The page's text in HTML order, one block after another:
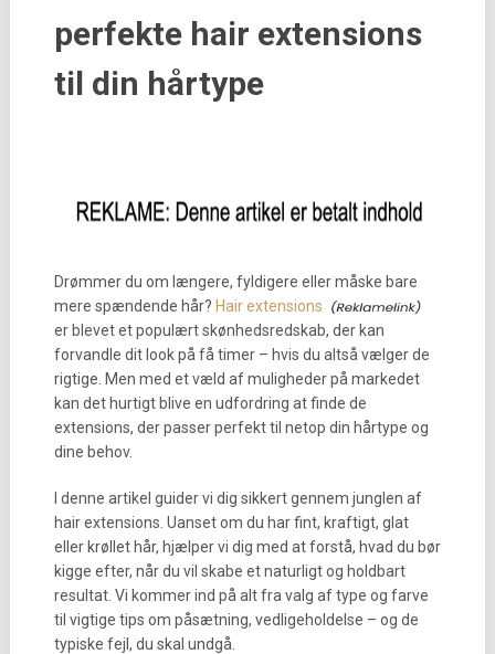
perfekte hair extensions
til din hårtype
Drømmer du om længere, fyldigere eller måske bare
mere spændende hår? Hair extensions
er blevet et populært skønhedsredskab, der kan
forvandle dit look på få timer – hvis du altså vælger de
rigtige. Men med et væld af muligheder på markedet
kan det hurtigt blive en udfordring at finde de
extensions, der passer perfekt til netop din hårtype og
dine behov.
I denne artikel guider vi dig sikkert gennem junglen af
hair extensions. Uanset om du har fint, kraftigt, glat
eller krøllet hår, hjælper vi dig med at forstå, hvad du bør
kigge efter, når du vil skabe et naturligt og holdbart
resultat. Vi kommer ind på alt fra valg af type og farve
til vigtige tips om påsætning, vedligeholdelse – og de
typiske fejl, du skal undgå.